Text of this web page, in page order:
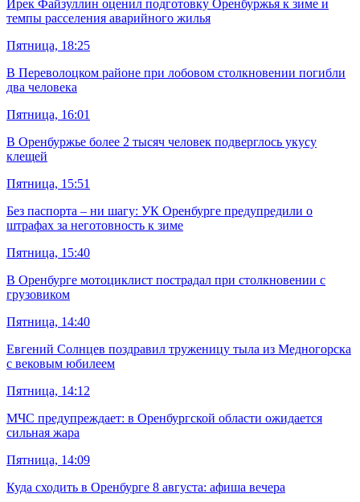
Ирек Файзуллин оценил подготовку Оренбуржья к зиме и
темпы расселения аварийного жилья
Пятница, 18:25
В Переволоцком районе при лобовом столкновении погибли
два человека
Пятница, 16:01
В Оренбуржье более 2 тысяч человек подверглось укусу
клещей
Пятница, 15:51
Без паспорта – ни шагу: УК Оренбурге предупредили о
штрафах за неготовность к зиме
Пятница, 15:40
В Оренбурге мотоциклист пострадал при столкновении с
грузовиком
Пятница, 14:40
Евгений Солнцев поздравил труженицу тыла из Медногорска
с вековым юбилеем
Пятница, 14:12
МЧС предупреждает: в Оренбургской области ожидается
сильная жара
Пятница, 14:09
Куда сходить в Оренбурге 8 августа: афиша вечера